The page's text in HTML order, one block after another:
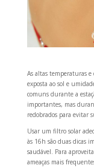
As altas temperaturas
exposta ao sol e
comuns durante a
importantes, mas
redobrados para evitar
Usar um filtro solar
às 16h são duas dicas
saudável. Para
ameaças mais